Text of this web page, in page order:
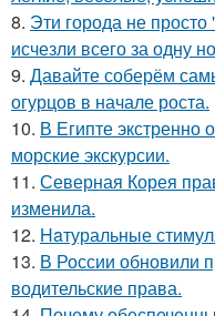
8. Эти города не
исчезли всего за одну
9. Давайте соберём
огурцов в начале роста.
10. В Египте экстренно
морские экскурсии.
11. Северная Корея
изменила.
12. Haтуральные
13. В России обновили
водительские права.